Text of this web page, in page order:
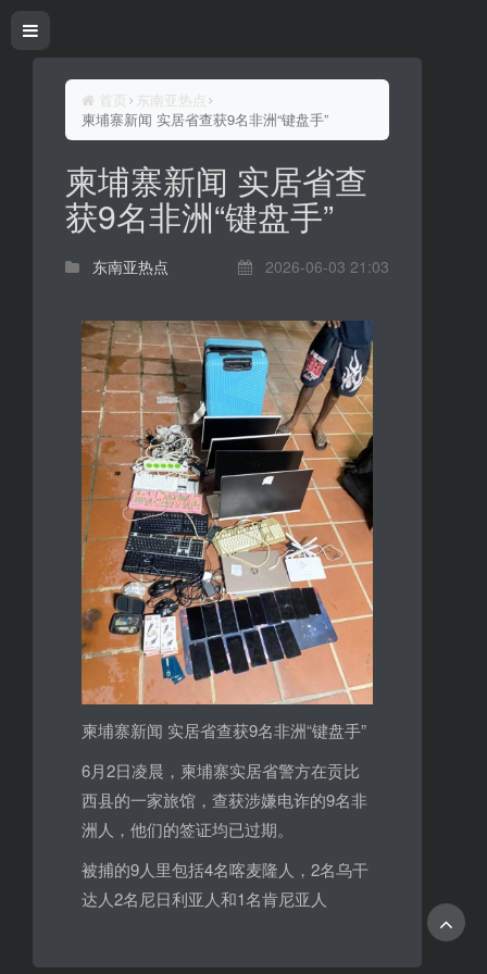
首页
东南亚热点
柬埔寨新闻 实居省查获9名非洲“键盘手”
柬埔寨新闻 实居省查
获9名非洲“键盘手”
东南亚热点 2026-06-03 21:03
柬埔寨新闻 实居省查获9名非洲“键盘手”
6月2日凌晨，柬埔寨实居省警方在贡比
西县的一家旅馆，查获涉嫌电诈的9名非
洲人，他们的签证均已过期。
被捕的9人里包括4名喀麦隆人，2名乌干
达人2名尼日利亚人和1名肯尼亚人